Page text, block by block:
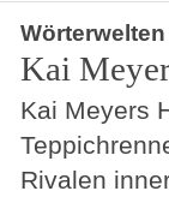
Wörterwelten
Kai
Kai Meyers
Rivalen